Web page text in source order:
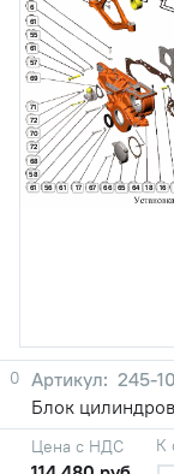
6
16
17 18
55
56
57
58
61
61
61 61 64
65
66
67
68
69
70
71
72
72
0
245-
Блок
Цена с НДС К